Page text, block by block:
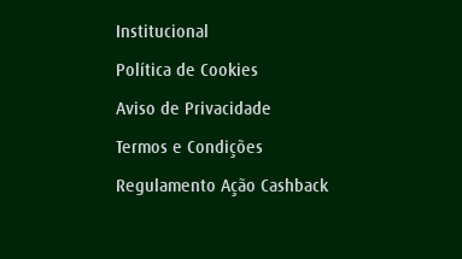
Institucional
Política de Cookies
Aviso de Privacidade
Termos e Condições
Regulamento Ação Cashback